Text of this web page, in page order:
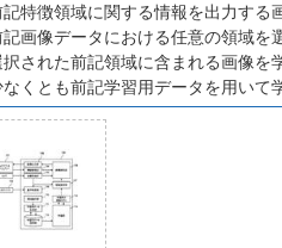
記特徴領域に関する情報を出力する
記画像データにおける任意の領域を
択された前記領域に含まれる画像を
なくとも前記学習用データを用いて